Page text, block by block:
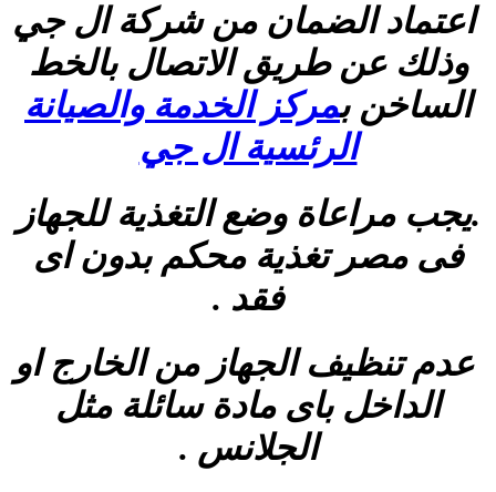
اعتماد الضمان من شركة ال جي
وذلك عن طريق الاتصال بالخط
الساخنبمركز الخدمة والصيانة
الرئسية ال جي
.يجب مراعاة وضع التغذية للجهاز
فى مصر تغذية محكم بدون اى
فقد .
عدم تنظيف الجهاز من الخارج او
الداخل باى مادة سائلة مثل
الجلانس .